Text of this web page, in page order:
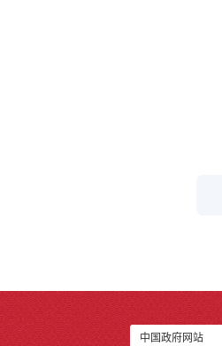
中国政府网站